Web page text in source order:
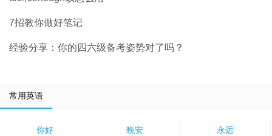
7招教你做好笔记
经验分享：你的四六级备考姿势对了吗？
常用英语
你好 晚安 永远